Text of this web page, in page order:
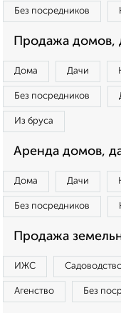
Без посредников
Продажа домов,
Дома Дачи
Без посредников
Из бруса
Аренда домов,
Дома Дачи
Без посредников
Продажа
ИЖС
Агенство Без